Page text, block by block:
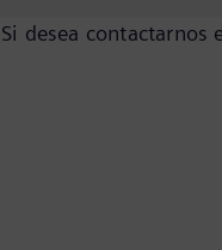
Si desea